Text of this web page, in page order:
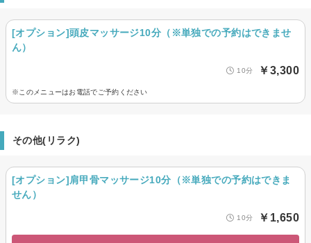
[オプション]頭皮マッサージ10分（※単独での予約はできませ
ん）
10分 ￥3,300
※このメニューはお電話でご予約ください
その他(リラク)
[オプション]肩甲骨マッサージ10分（※単独での予約はできま
せん）
10分 ￥1,650